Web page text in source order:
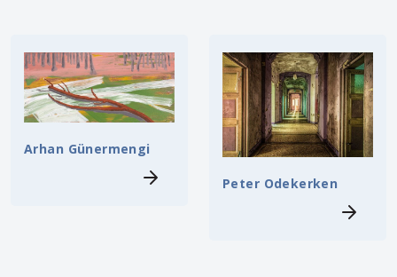
Arhan Günermengi
Peter Odekerken